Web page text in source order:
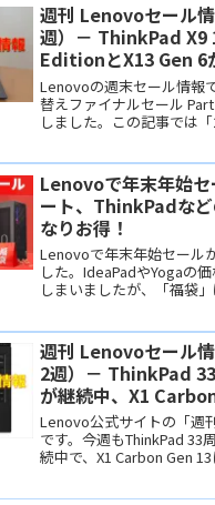
週刊 Lenovoセール
週）－ ThinkPad X9
EditionとX13 Gen 6
下で狙い目！
Lenovoの週末セール情報
替えファイナルセール
しました。この記事では
るThinkPadモバイルノー
Aura Edition」と「X13
アップしてみました。
Lenovoで年末年始セ
ート、ThinkPadな
なりお得！
Lenovoで年末年始セール
した。IdeaPadやYogaの
しまいましたが、「福袋
と思います。ThinkPad X13
Lenovo Tab Plusの福袋を
ました。
週刊 Lenovoセール
2週）－ ThinkPad
が継続中、X1
に格安モデルあり
Lenovo公式サイトの「週
です。今週もThinkPad 33
続中で、X1 Carbon Gen
デル、RTX5060搭載の
17万円台と、格安なセー